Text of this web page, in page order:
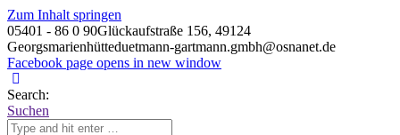
Zum Inhalt springen
05401 - 86 0 90Glückaufstraße 156, 49124
Georgsmarienhütteduetmann-gartmann.gmbh@osnanet.de
Facebook page opens in new window
Search:
Suchen